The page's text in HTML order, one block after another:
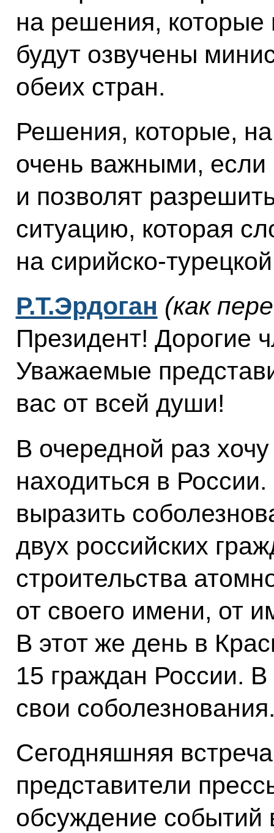
на решения,
будут озвучены
обеих стран.
Решения, которые,
очень важными,
и позволят
ситуацию, которая
на сирийско-
Р.Т.Эрдоган (как
Президент! Дорогие
Уважаемые
вас от всей души!
В очередной раз
находиться в
выразить
двух российских
строительства
от своего имени, от
В этот же день в
15 граждан России.
свои
Сегодняшняя
представители
обсуждение